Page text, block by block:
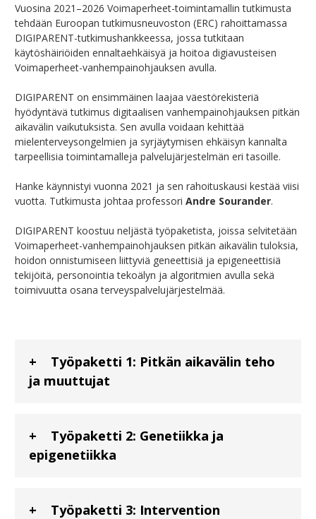
Vuosina 2021–2026 Voimaperheet-toimintamallin tutkimusta
tehdään Euroopan tutkimusneuvoston (ERC) rahoittamassa
DIGIPARENT-tutkimushankkeessa, jossa tutkitaan
käytöshäiriöiden ennaltaehkäisyä ja hoitoa digiavusteisen
Voimaperheet-vanhempainohjauksen avulla.
DIGIPARENT on ensimmäinen laajaa väestörekisteriä
hyödyntävä tutkimus digitaalisen vanhempainohjauksen pitkän
aikavälin vaikutuksista. Sen avulla voidaan kehittää
mielenterveysongelmien ja syrjäytymisen ehkäisyn kannalta
tarpeellisia toimintamalleja palvelujärjestelmän eri tasoille.
Hanke käynnistyi vuonna 2021 ja sen rahoituskausi kestää viisi
vuotta. Tutkimusta johtaa professori Andre Sourander.
DIGIPARENT koostuu neljästä työpaketista, joissa selvitetään
Voimaperheet-vanhempainohjauksen pitkän aikavälin tuloksia,
hoidon onnistumiseen liittyviä geneettisiä ja epigeneettisiä
tekijöitä, personointia tekoälyn ja algoritmien avulla sekä
toimivuutta osana terveyspalvelujärjestelmää.
Työpaketti 1: Pitkän aikavälin teho
ja muuttujat
Työpaketti 2: Genetiikka ja
epigenetiikka
Työpaketti 3: Intervention